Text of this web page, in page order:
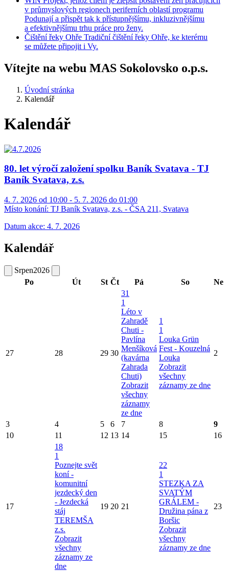
v průmyslových regionech periferních oblastí programu
Podunají a přispět tak k přístupnějšímu, inkluzivnějšímu
a efektivnějšímu trhu práce pro ženy.
Čištěnířeky Ohře Tradiční čištění řeky Ohře, ke kterému
se můžete připojit i Vy.
Vítejte na webu MAS Sokolovsko o.p.s.
Úvodní stránka
Kalendář
Kalendář
80. let výročí založení spolku Baník Svatava - TJ
Baník Svatava, z.s.
4. 7. 2026 od 10:00 - 5. 7. 2026 do 01:00
Místo konání: TJ Baník Svatava, z.s. - ČSA 211, Svatava
Datum akce: 4. 7. 2026
Kalendář
Srpen2026
Po
Út St Čt Pá So Ne
27 28 29 30
31
1
Léto v
Zahradě
Chuti -
Pavlína
Menšíková
(kavárna
Zahrada
Chuti)
Zobrazit
všechny
záznamy
ze dne
1
1
Louka Grün
Fest - Kouzelná
Louka
Zobrazit
všechny
záznamy ze dne
2
3 4 5 6 7 8
9
10
11 12 13 14 15 16
17
18
1
Poznejte svět
koní -
komunitní
jezdecký den
- Jezdecká
stáj
TEREMŠA
z.s.
Zobrazit
všechny
záznamy ze
dne
19 20 21
22
1
STEZKA ZA
SVATÝM
GRÁLEM -
Družina pána z
Boršic
Zobrazit
všechny
záznamy ze dne
23